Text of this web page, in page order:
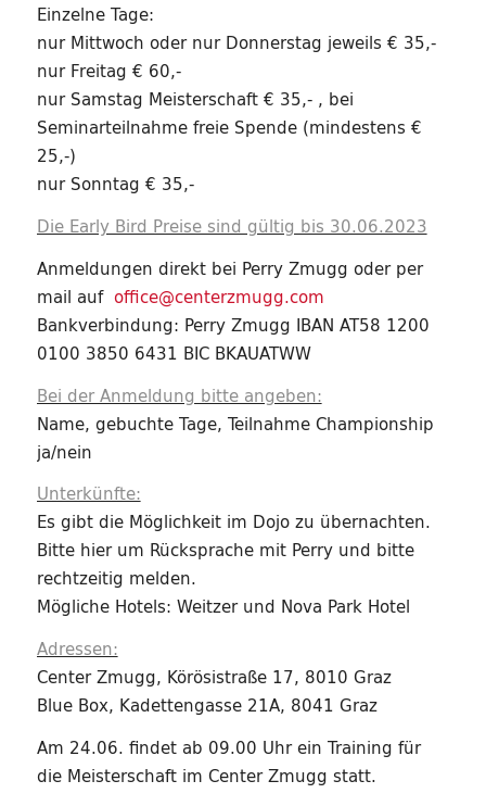
Einzelne Tage:
nur Mittwoch oder nur Donnerstag jeweils € 35,-
nur Freitag € 60,-
nur Samstag Meisterschaft € 35,- , bei
Seminarteilnahme freie Spende (mindestens €
25,-)
nur Sonntag € 35,-
Die Early Bird Preise sind gültig bis 30.06.2023
Anmeldungen direkt bei Perry Zmugg oder per
mail auf office@centerzmugg.com
Bankverbindung: Perry Zmugg IBAN AT58 1200
0100 3850 6431 BIC BKAUATWW
Bei der Anmeldung bitte angeben:
Name, gebuchte Tage, Teilnahme Championship
ja/nein
Unterkünfte:
Es gibt die Möglichkeit im Dojo zu übernachten.
Bitte hier um Rücksprache mit Perry und bitte
rechtzeitig melden.
Mögliche Hotels: Weitzer und Nova Park Hotel
Adressen:
Center Zmugg, Körösistraße 17, 8010 Graz
Blue Box, Kadettengasse 21A, 8041 Graz
Am 24.06. findet ab 09.00 Uhr ein Training für
die Meisterschaft im Center Zmugg statt.